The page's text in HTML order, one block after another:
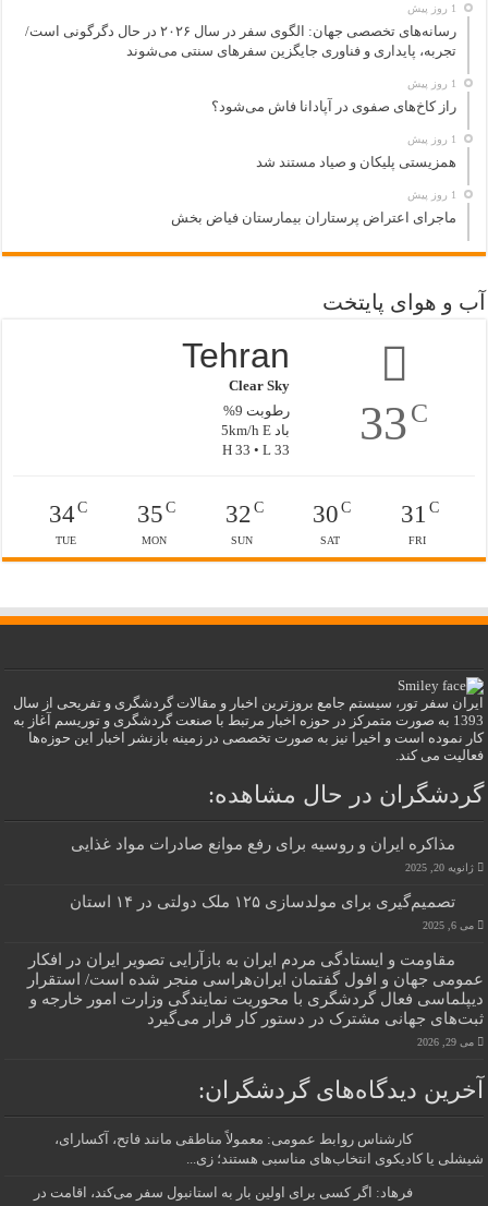
1 روز پیش
رسانه‌های تخصصی جهان: الگوی سفر در سال ۲۰۲۶ در حال دگرگونی است/
تجربه، پایداری و فناوری جایگزین سفرهای سنتی می‌شوند
1 روز پیش
راز کاخ‌های صفوی در آپادانا فاش می‌شود؟
1 روز پیش
همزیستی پلیکان و صیاد مستند شد
1 روز پیش
ماجرای اعتراض پرستاران بیمارستان فیاض بخش
آب و هوای پایتخت
33C
Tehran
Clear Sky
رطوبت 9%
باد 5km/h E
H 33 • L 33
31 C
FRI
30 C
SAT
32C
SUN
35C
MON
34C
TUE
ایران سفر تور، سیستم جامع بروزترین اخبار و مقالات گردشگری و تفریحی از سال
1393 به صورت متمرکز در حوزه اخبار مرتبط با صنعت گردشگری و توریسم آغاز به
کار نموده است و اخیرا نیز به صورت تخصصی در زمینه بازنشر اخبار این حوزه‌ها
فعالیت می کند.
گردشگران در حال مشاهده:
مذاکره ایران و روسیه برای رفع موانع صادرات مواد غذایی
ژانویه 20, 2025
تصمیم‌گیری برای مولدسازی ۱۲۵ ملک دولتی در ۱۴ استان
می 6, 2025
مقاومت و ایستادگی مردم ایران به بازآرایی تصویر ایران در افکار
عمومی جهان و افول گفتمان ایران‌هراسی منجر شده است/ استقرار
دیپلماسی فعال گردشگری با محوریت نمایندگی وزارت امور خارجه و
ثبت‌های جهانی مشترک در دستور کار قرار می‌گیرد
می 29, 2026
آخرین دیدگاه‌های گردشگران:
کارشناس روابط عمومی: معمولاً مناطقی مانند فاتح، آکسارای،
شیشلی یا کادیکوی انتخاب‌های مناسبی هستند؛ زی...
فرهاد: اگر کسی برای اولین بار به استانبول سفر می‌کند، اقامت در